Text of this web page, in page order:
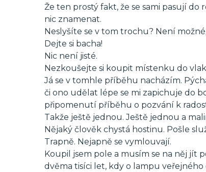
Že ten prostý fakt, že se sami pasují
nic znamenat.
Neslyšíte se v tom trochu? Není
Dejte si bacha!
Nic není jisté.
Nezkoušejte si koupit místenku do
Já se v tomhle příběhu nacházím.
či ono udělat lépe se mi zapichuje do
připomenutí příběhu o pozvání k
Takže ještě jednou. Ještě jednou a
Nějaký člověk chystá hostinu. Pošle
Trapně. Nejapně se vymlouvají.
Koupil jsem pole a musím se na něj jít
dvěma tisíci let, kdy o lampu